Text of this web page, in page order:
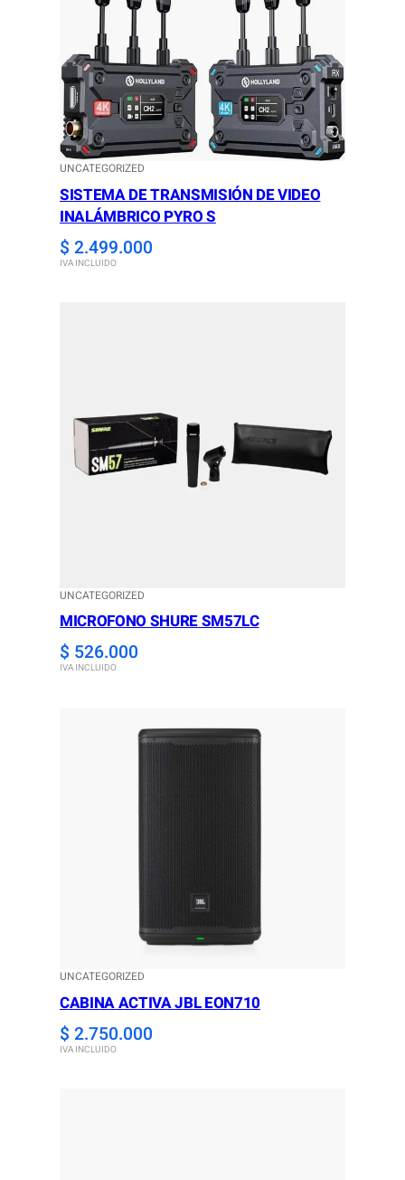
UNCATEGORIZED
SISTEMA DE TRANSMISIÓN DE VIDEO
INALÁMBRICO PYRO S
$ 2.499.000
IVA INCLUIDO
UNCATEGORIZED
MICROFONO SHURE SM57LC
$ 526.000
IVA INCLUIDO
UNCATEGORIZED
CABINA ACTIVA JBL EON710
$ 2.750.000
IVA INCLUIDO